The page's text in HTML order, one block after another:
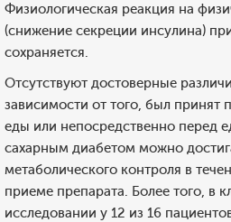
Физиологическая реакция на
(снижение секреции инсулина)
сохраняется.
Отсутствуют достоверные
зависимости от того, был принят
еды или непосредственно перед
сахарным диабетом можно
метаболического контроля в
приеме препарата. Более того, в
исследовании у 12 из 16